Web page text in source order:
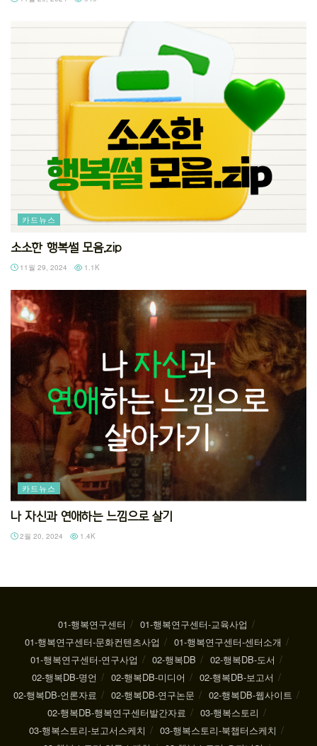
카드뉴스
소소한 행복썰 모음.zip
11월 29, 2024 1.1K
카드뉴스
나 자신과 연애하는 느낌으로 살기
2월 20, 2024 1.4K
01-행복연구센터
01-행복연구센터-교육사업
01-행복연구센터-문화컨텐츠사업
01-행복연구센터-센터소개
01-행복연구센터-연구사업
02-행복DB
02-행복DB-도서
02-행복DB-명언
02-행복DB-미디어
02-행복DB-보고서
02-행복DB-언론자료
02-행복DB-연구논문
02-행복DB-웹사이트
02-행복DB-행복연구센터발간자료
03-행복스토리
03-행복스토리-보고서스케치
03-행복스토리-북챕터스케치